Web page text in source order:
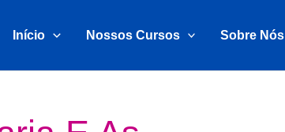
Início Nossos Cursos Sobre Nós